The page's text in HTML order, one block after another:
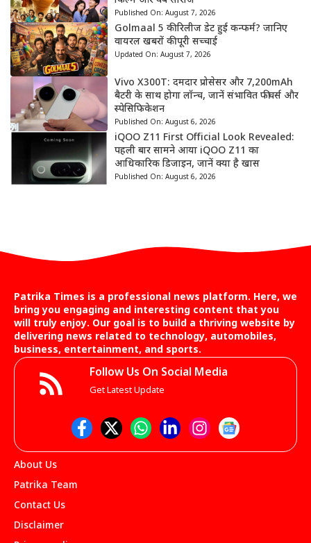
Published On: August 7, 2026
Golmaal 5 की रिलीज डेट हुई कन्फर्म? जानिए
वायरल खबरों की पूरी सच्चाई
Updated On: August 7, 2026
Vivo X300T: दमदार प्रोसेसर और 7,200mAh
बैटरी के साथ होगा लॉन्च, जानें संभावित फीचर्स और
स्पेसिफिकेशन
Published On: August 6, 2026
iQOO Z11 First Official Look Revealed:
पहली बार सामने आया iQOO Z11 का
आधिकारिक डिजाइन, जानें क्या है खास
Published On: August 6, 2026
Patrika Times is a professional news platform. Here, we
bring you engaging and interesting content that you
will truly enjoy. Our goal is to build a thriving website by
delivering news related to technology, automobiles,
business, entertainment, and sports.
Follow Us On Social Media
Get Latest Update
About Us
Patrika Team
Contact Us
Disclaimer